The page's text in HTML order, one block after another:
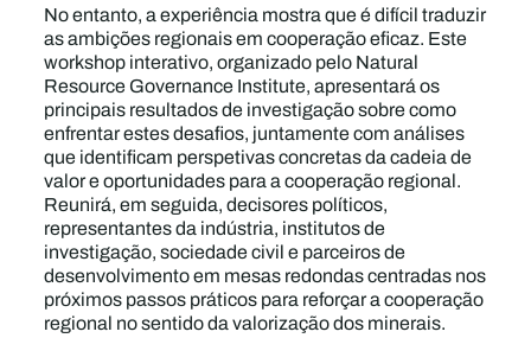
No entanto, a experiência mostra que é difícil traduzir
as ambições regionais em cooperação eficaz. Este
workshop interativo, organizado pelo Natural
Resource Governance Institute, apresentará os
principais resultados de investigação sobre como
enfrentar estes desafios, juntamente com análises
que identificam perspetivas concretas da cadeia de
valor e oportunidades para a cooperação regional.
Reunirá, em seguida, decisores políticos,
representantes da indústria, institutos de
investigação, sociedade civil e parceiros de
desenvolvimento em mesas redondas centradas nos
próximos passos práticos para reforçar a cooperação
regional no sentido da valorização dos minerais.